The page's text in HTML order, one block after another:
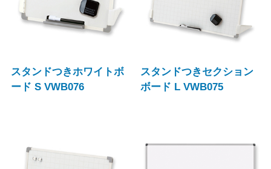
スタンドつきホワイトボ
ード S VWB076
スタンドつきセクション
ボード L VWB075